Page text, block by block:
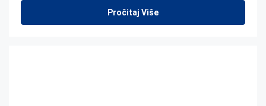
Pročitaj Više